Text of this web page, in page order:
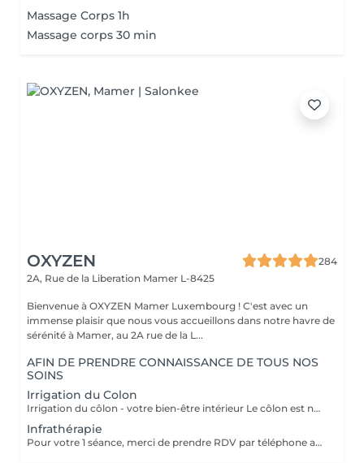
Massage Corps 1h
Massage corps 30 min
OXYZEN
284
2A, Rue de la Liberation Mamer L-8425
Bienvenue à OXYZEN Mamer Luxembourg ! C'est avec un
immense plaisir que nous vous accueillons dans notre havre de
sérénité à Mamer, au 2A rue de la L...
AFIN DE PRENDRE CONNAISSANCE DE TOUS NOS
SOINS
Irrigation du Colon
Irrigation du côlon - votre bien-être intérieur Le côlon est notre deuxième cerveau : pour une véritable harmonie, il est essentiel de prendre soin à la fois de son mental et de sa digestion. Une séance se déroule en deux temps : - Un échange personnalisé sur votre hygiène de vie, afin de vous donner des conseils alimentaires adaptés.( + ou - 30 minutes) - La séance d'irrigation ( + ou - 45 minutes), réalisée en douceur avec un appareil spécialisé, pour purifier et régénérer votre système digestif. Bienfaits : * Soulage ballonnements et lourdeurs * Améliore le transit * Élimine gaz et fermentations * Favorise une flore intestinale équilibrée * Apporte légèreté, vitalité et détente L'extérieur reflète l'intérieur : une peau lumineuse et un bien-être visible commencent par un côlon équilibré. Pour plus d'informations, consultez notre site : https://www.oxyzen.lu/massages/irrigation-du-colon.html
Infrathérapie
Pour votre 1 séance, merci de prendre RDV par téléphone afin que nous puissions définir ensemble le programme le plus adapté à vos attentes : +352 661 271 063 Infrathérapie Vital Dome une chaleur douce et profonde Souvent comparée au sauna, l'infrathérapie est différente : elle utilise les infrarouges longs (sans lumière, chaleur progressive). Résultat : une élimination jusqu'à 20 fois plus de toxines et metaux lourds qu'un sauna classique, tout en apportant confort et détente. Bienfaits : * Détox : élimine toxines et métaux lourds, relance le drainage, oxygène les tissus. * Beauté : raffermit, régénère la peau, atténue rides et cellulite. * Relaxation : réduit stress, tensions nerveuses et améliore le sommeil. * Sport : récupération, oxygénation musculaire, réduit courbatures et raideurs. * Santé : stimule l'immunité, apaise douleurs articulaires et rhumatismes. * Saisons : en hiver, réchauffe durablement et prévient les maux ; en été, soulage jambes lourdes et rétention d'eau. Avec ses 38 programmes personnalisés, l'infrathérapie s'adapte à vos besoins Cure conseillée : 1 à 2 séances par semaine pendant 5 semaines, puis 1 toutes les 1 à 2 semaines. Tarifs : séance 45 min 49€ | séance 60 min 59€ | forfaits disponibles : Séances de 45 min 5 séances : 200€ 10 séances : 350€ 20 séances : 600€ Séances de 60 min. 1 séance de 1h : 59€ 5 séances : 240€ 10 séances : 475€ 20 séances : 850€ Pour plus d'informations, consultez notre site : https://www.oxyzen.lu/massages/infratherapie.html